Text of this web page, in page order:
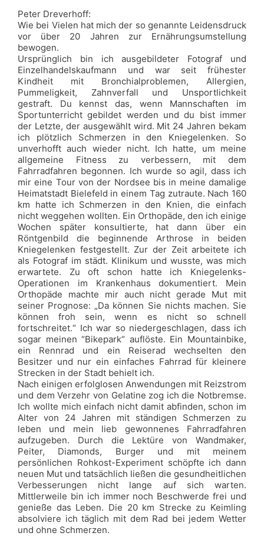
Peter Dreverhoff:
Wie bei Vielen hat mich der so genannte Leidensdruck
vor über 20 Jahren zur Ernährungsumstellung
bewogen.
Ursprünglich bin ich ausgebildeter Fotograf und
Einzelhandelskaufmann und war seit frühester
Kindheit mit Bronchialproblemen, Allergien,
Pummeligkeit, Zahnverfall und Unsportlichkeit
gestraft. Du kennst das, wenn Mannschaften im
Sportunterricht gebildet werden und du bist immer
der Letzte, der ausgewählt wird. Mit 24 Jahren bekam
ich plötzlich Schmerzen in den Kniegelenken. So
unverhofft auch wieder nicht. Ich hatte, um meine
allgemeine Fitness zu verbessern, mit dem
Fahrradfahren begonnen. Ich wurde so agil, dass ich
mir eine Tour von der Nordsee bis in meine damalige
Heimatstadt Bielefeld in einem Tag zutraute. Nach 160
km hatte ich Schmerzen in den Knien, die einfach
nicht weggehen wollten. Ein Orthopäde, den ich einige
Wochen später konsultierte, hat dann über ein
Röntgenbild die beginnende Arthrose in beiden
Kniegelenken festgestellt. Zur der Zeit arbeitete ich
als Fotograf im städt. Klinikum und wusste, was mich
erwartete. Zu oft schon hatte ich Kniegelenks-
Operationen im Krankenhaus dokumentiert. Mein
Orthopäde machte mir auch nicht gerade Mut mit
seiner Prognose: „Da können Sie nichts machen. Sie
können froh sein, wenn es nicht so schnell
fortschreitet.“ Ich war so niedergeschlagen, dass ich
sogar meinen “Bikepark“ auflöste. Ein Mountainbike,
ein Rennrad und ein Reiserad wechselten den
Besitzer und nur ein einfaches Fahrrad für kleinere
Strecken in der Stadt behielt ich.
Nach einigen erfolglosen Anwendungen mit Reizstrom
und dem Verzehr von Gelatine zog ich die Notbremse.
Ich wollte mich einfach nicht damit abfinden, schon im
Alter von 24 Jahren mit ständigen Schmerzen zu
leben und mein lieb gewonnenes Fahrradfahren
aufzugeben. Durch die Lektüre von Wandmaker,
Peiter, Diamonds, Burger und mit meinem
persönlichen Rohkost-Experiment schöpfte ich dann
neuen Mut und tatsächlich ließen die gesundheitlichen
Verbesserungen nicht lange auf sich warten.
Mittlerweile bin ich immer noch Beschwerde frei und
genieße das Leben. Die 20 km Strecke zu Keimling
absolviere ich täglich mit dem Rad bei jedem Wetter
und ohne Schmerzen.